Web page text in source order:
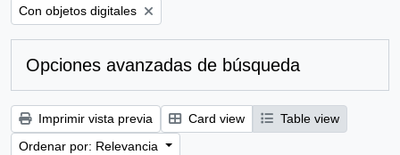
Remove filter:
Con objetos digitales
Opciones avanzadas de búsqueda
Imprimir vista previa Card view
Table view
Ordenar por: Relevancia